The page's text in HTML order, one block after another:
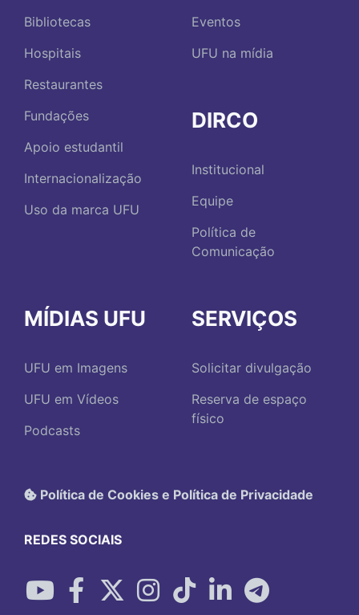
Bibliotecas
Hospitais
Restaurantes
Fundações
Apoio estudantil
Internacionalização
Uso da marca UFU
Eventos
UFU na mídia
DIRCO
Institucional
Equipe
Política de
Comunicação
MÍDIAS UFU
UFU em Imagens
UFU em Vídeos
Podcasts
SERVIÇOS
Solicitar divulgação
Reserva de espaço
físico
Política de Cookies e Política de Privacidade
REDES SOCIAIS